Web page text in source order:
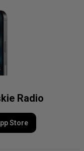
Radio
Store